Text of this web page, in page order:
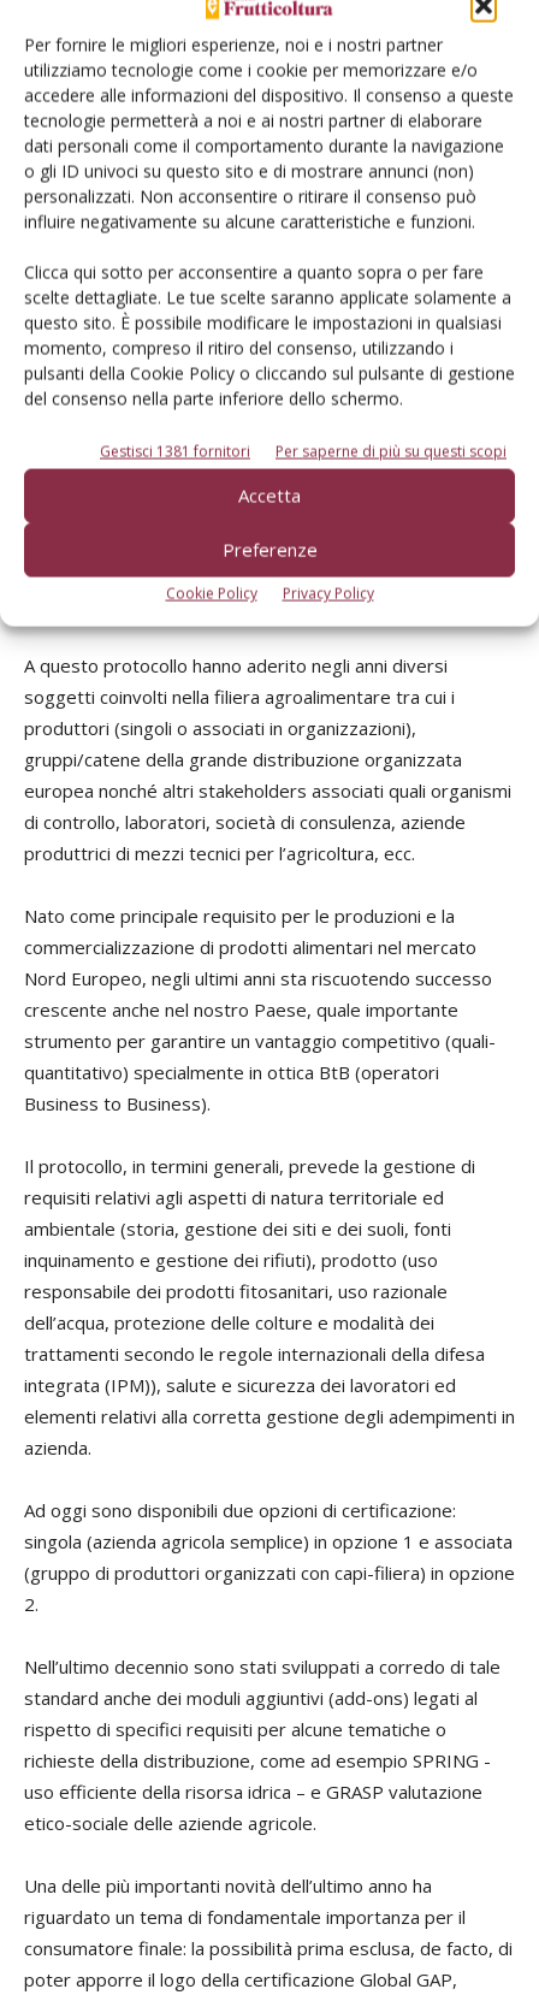
Per fornire le migliori esperienze, noi e i nostri partner
utilizziamo tecnologie come i cookie per memorizzare e/o
accedere alle informazioni del dispositivo. Il consenso a queste
tecnologie permetterà a noi e ai nostri partner di elaborare
dati personali come il comportamento durante la navigazione
o gli ID univoci su questo sito e di mostrare annunci (non)
personalizzati. Non acconsentire o ritirare il consenso può
influire negativamente su alcune caratteristiche e funzioni.
Clicca qui sotto per acconsentire a quanto sopra o per fare
scelte dettagliate. Le tue scelte saranno applicate solamente a
questo sito. È possibile modificare le impostazioni in qualsiasi
momento, compreso il ritiro del consenso, utilizzando i
pulsanti della Cookie Policy o cliccando sul pulsante di gestione
del consenso nella parte inferiore dello schermo.
Gestisci 1381 fornitori Per saperne di più su questi scopi
Accetta
Preferenze
Cookie Policy Privacy Policy
Logo da apporre in etichetta per i prodotti certificati Global Gap
Il protocollo Global GAP, nato inizialmente nel 1997 come
EurpGap, è stato creato dall’Eurep (Euro-Retailer Produce
Working Group) dall’unione di diverse tra le più importanti
catene distributive europee al fine di rispondere in modo
efficace e sempre più virtuoso alle crescenti esigenze di
sicurezza alimentare unitamente alla salute e sicurezza nei
luoghi di lavoro e alla tutela ambientale.
Tale protocollo definisce quelle che sono le buone pratiche
agricole (G.A.P = Good Agricultural Practice) con riferimento
agli elementi essenziali della best practise (migliore
tecnica) applicabile ad aziende agricole (produzioni
vegetali, produzioni animali/allevamenti, acquacoltura,
A questo protocollo hanno aderito negli anni diversi
soggetti coinvolti nella filiera agroalimentare tra cui i
produttori (singoli o associati in organizzazioni),
gruppi/catene della grande distribuzione organizzata
europea nonché altri stakeholders associati quali organismi
di controllo, laboratori, società di consulenza, aziende
produttrici di mezzi tecnici per l’agricoltura, ecc.
Nato come principale requisito per le produzioni e la
commercializzazione di prodotti alimentari nel mercato
Nord Europeo, negli ultimi anni sta riscuotendo successo
crescente anche nel nostro Paese, quale importante
strumento per garantire un vantaggio competitivo (quali-
quantitativo) specialmente in ottica BtB (operatori
Business to Business).
Il protocollo, in termini generali, prevede la gestione di
requisiti relativi agli aspetti di natura territoriale ed
ambientale (storia, gestione dei siti e dei suoli, fonti
inquinamento e gestione dei rifiuti), prodotto (uso
responsabile dei prodotti fitosanitari, uso razionale
dell’acqua, protezione delle colture e modalità dei
trattamenti secondo le regole internazionali della difesa
integrata (IPM)), salute e sicurezza dei lavoratori ed
elementi relativi alla corretta gestione degli adempimenti in
azienda.
Ad oggi sono disponibili due opzioni di certificazione:
singola (azienda agricola semplice) in opzione 1 e associata
(gruppo di produttori organizzati con capi-filiera) in opzione
2.
Nell’ultimo decennio sono stati sviluppati a corredo di tale
standard anche dei moduli aggiuntivi (add-ons) legati al
rispetto di specifici requisiti per alcune tematiche o
richieste della distribuzione, come ad esempio SPRING -
uso efficiente della risorsa idrica – e GRASP valutazione
etico-sociale delle aziende agricole.
Una delle più importanti novità dell’ultimo anno ha
riguardato un tema di fondamentale importanza per il
consumatore finale: la possibilità prima esclusa, de facto, di
poter apporre il logo della certificazione Global GAP,